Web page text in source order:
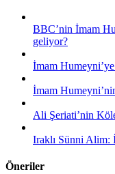
BBC’nin İmam
geliyor?
İmam
İmam
Ali Şeriati’nin
Iraklı Sünni Alim:
Öneriler